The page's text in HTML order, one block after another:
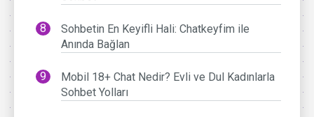
Sohbetin En Keyifli Hali: Chatkeyfim ile
Anında Bağlan
Mobil 18+ Chat Nedir? Evli ve Dul Kadınlarla
Sohbet Yolları